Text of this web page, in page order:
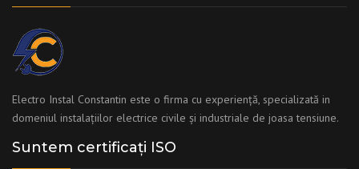
Electro Instal Constantin este o firma cu experiență, specializată in
domeniul instalațiilor electrice civile și industriale de joasa tensiune.
Suntem certificați ISO